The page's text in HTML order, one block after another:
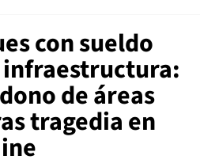
con sueldo
de áreas
tragedia en